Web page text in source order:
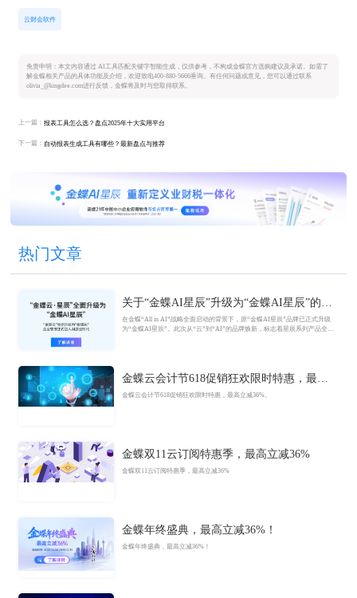
云财会软件
免责申明：本文内容通过 AI工具匹配关键字智能生成，仅供参考，不构成金蝶官方选购建议及承诺。如需了
解金蝶相关产品的具体功能及介绍，欢迎致电400-880-5666垂询。有任何问题或意见，您可以通过联系
olivia_@kingdee.com进行反馈，金蝶将及时与您取得联系。
上一篇：报表工具怎么选？盘点2025年十大实用平台
下一篇： 自动报表生成工具有哪些？最新盘点与推荐
热门文章
关于“金蝶AI星辰”升级为“金蝶AI星辰”的官
方公告
在金蝶“All in AI”战略全面启动的背景下，原“金蝶AI星辰”品牌已正式升级
为“金蝶AI星辰”。此次从“云”到“AI”的品牌焕新，标志着星辰系列产品全面
金蝶云会计节618促销狂欢限时特惠，最高
立减36%
金蝶云会计节618促销狂欢限时特惠，最高立减36%。
金蝶双11云订阅特惠季，最高立减36%
金蝶双11云订阅特惠季，最高立减36%
金蝶年终盛典，最高立减36%！
金蝶年终盛典，最高立减36%！